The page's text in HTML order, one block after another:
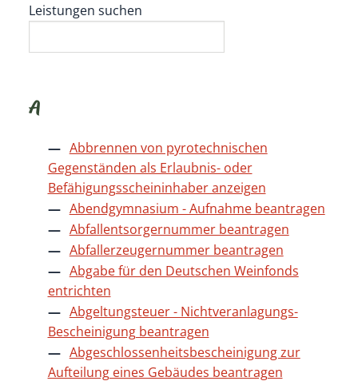
Leistungen suchen
A
Abbrennen von pyrotechnischen
Gegenständen als Erlaubnis- oder
Befähigungsscheininhaber anzeigen
Abendgymnasium - Aufnahme beantragen
Abfallentsorgernummer beantragen
Abfallerzeugernummer beantragen
Abgabe für den Deutschen Weinfonds
entrichten
Abgeltungsteuer - Nichtveranlagungs-
Bescheinigung beantragen
Abgeschlossenheitsbescheinigung zur
Aufteilung eines Gebäudes beantragen